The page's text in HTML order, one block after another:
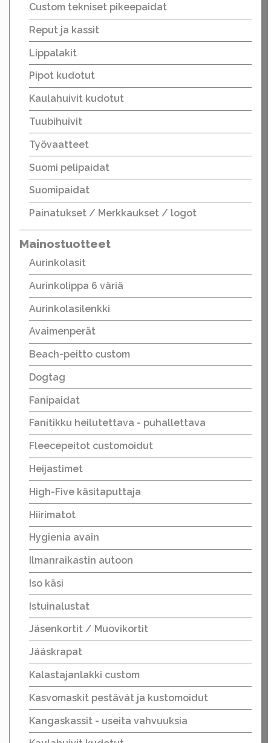
Custom tekniset pikeepaidat
Reput ja kassit
Lippalakit
Pipot kudotut
Kaulahuivit kudotut
Tuubihuivit
Työvaatteet
Suomi pelipaidat
Suomipaidat
Painatukset / Merkkaukset / logot
Mainostuotteet
Aurinkolasit
Aurinkolippa 6 väriä
Aurinkolasilenkki
Avaimenperät
Beach-peitto custom
Dogtag
Fanipaidat
Fanitikku heilutettava - puhallettava
Fleecepeitot customoidut
Heijastimet
High-Five käsitaputtaja
Hiirimatot
Hygienia avain
Ilmanraikastin autoon
Iso käsi
Istuinalustat
Jäsenkortit / Muovikortit
Jääskrapat
Kalastajanlakki custom
Kasvomaskit pestävät ja kustomoidut
Kangaskassit - useita vahvuuksia